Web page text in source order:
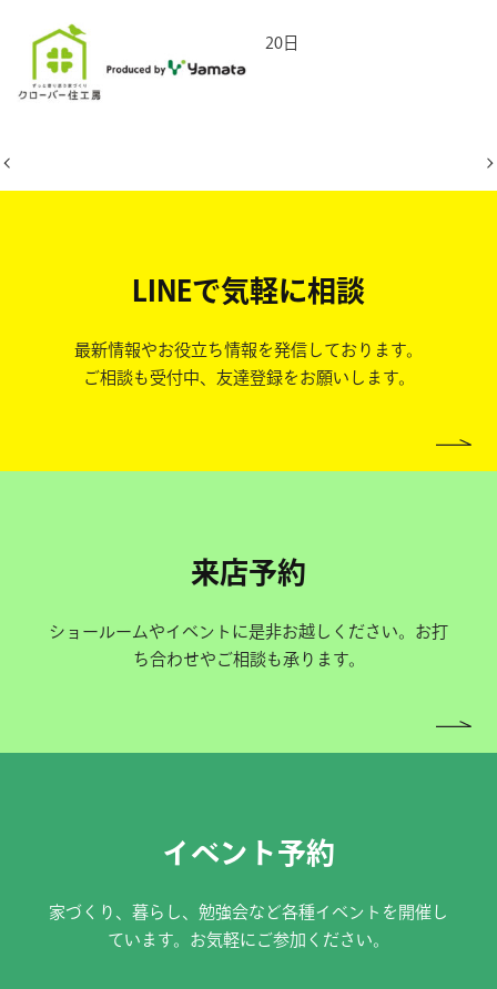
2026年5月20日
LINEで気軽に相談
最新情報やお役立ち情報を発信しております。
ご相談も受付中、友達登録をお願いします。
来店予約
ショールームやイベントに是非お越しください。お打
ち合わせやご相談も承ります。
イベント予約
家づくり、暮らし、勉強会など各種イベントを開催し
ています。お気軽にご参加ください。